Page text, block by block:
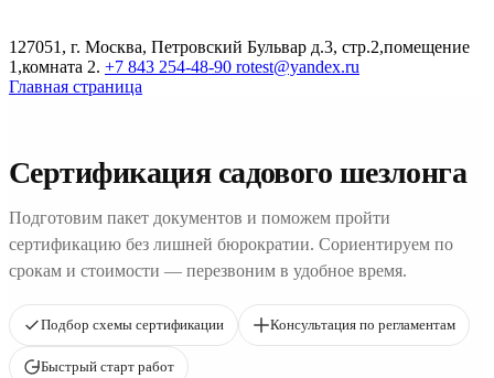
127051, г. Москва, Петровский Бульвар д.3, стр.2,помещение
1,комната 2. +7 843 254-48-90 rotest@yandex.ru
Главная страница
Сертификация садового шезлонга
Подготовим пакет документов и поможем пройти
сертификацию без лишней бюрократии. Сориентируем по
срокам и стоимости — перезвоним в удобное время.
Подбор схемы сертификации Консультация по регламентам
Быстрый старт работ